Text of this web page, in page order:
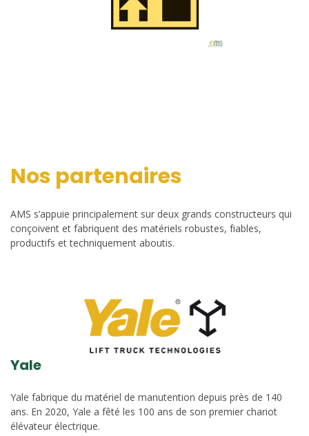
Nos partenaires
AMS s’appuie principalement sur deux grands constructeurs qui
conçoivent et fabriquent des matériels robustes, fiables,
productifs et techniquement aboutis.
Yale
Yale fabrique du matériel de manutention depuis près de 140
ans. En 2020, Yale a fêté les 100 ans de son premier chariot
élévateur électrique.